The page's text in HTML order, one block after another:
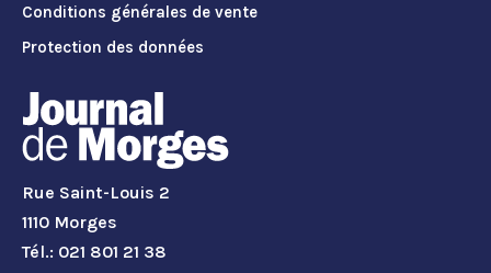
Conditions générales de vente
Protection des données
Rue Saint-Louis 2
1110 Morges
Tél.: 021 801 21 38